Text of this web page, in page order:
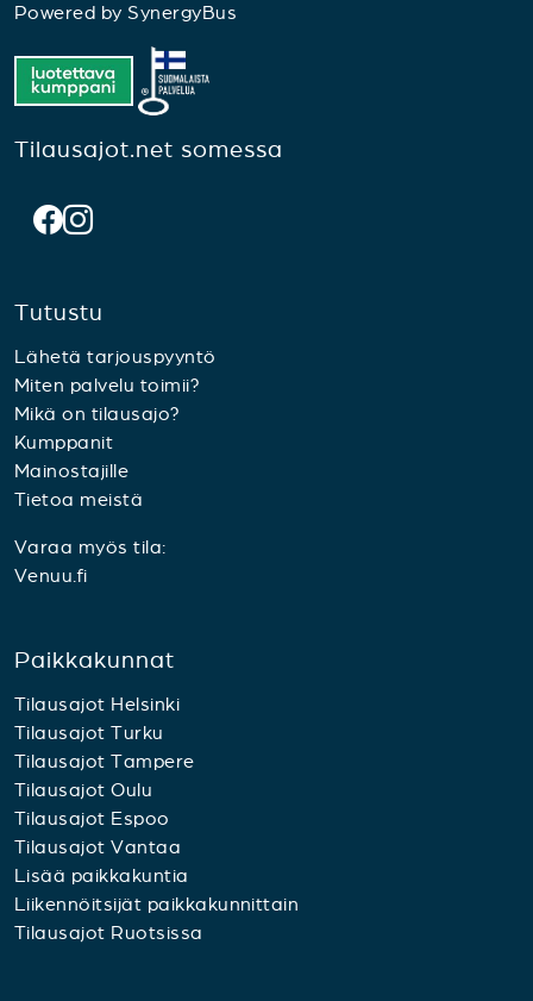
Powered by SynergyBus
Tilausajot.net somessa
Tutustu
Lähetä tarjouspyyntö
Miten palvelu toimii?
Mikä on tilausajo?
Kumppanit
Mainostajille
Tietoa meistä
Varaa myös tila:
Venuu.fi
Paikkakunnat
Tilausajot Helsinki
Tilausajot Turku
Tilausajot Tampere
Tilausajot Oulu
Tilausajot Espoo
Tilausajot Vantaa
Lisää paikkakuntia
Liikennöitsijät paikkakunnittain
Tilausajot Ruotsissa